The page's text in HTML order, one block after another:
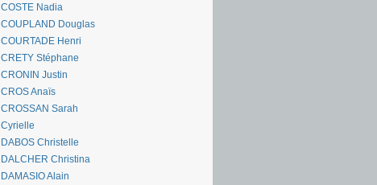
COSTE Nadia
COUPLAND Douglas
COURTADE Henri
CRETY Stéphane
CRONIN Justin
CROS Anaïs
CROSSAN Sarah
Cyrielle
DABOS Christelle
DALCHER Christina
DAMASIO Alain